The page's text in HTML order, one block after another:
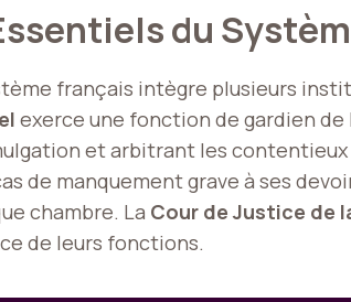
du
français intègre plusieurs
exerce une fonction de gardien
et arbitrant les contentieux
de manquement grave à ses
chambre. La Cour de Justice de
de leurs fonctions.